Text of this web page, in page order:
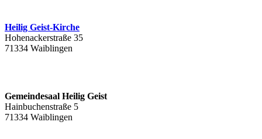
Heilig Geist-Kirche
Hohenackerstraße 35
71334 Waiblingen
Gemeindesaal Heilig Geist
Hainbuchenstraße 5
71334 Waiblingen